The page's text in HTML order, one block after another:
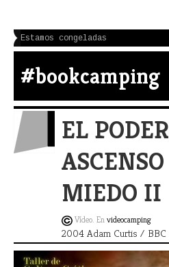
Estamos congeladas
#bookcamping
EL
MIEDO II
Vídeo. Envideocamping
2004 Adam Curtis / BBC